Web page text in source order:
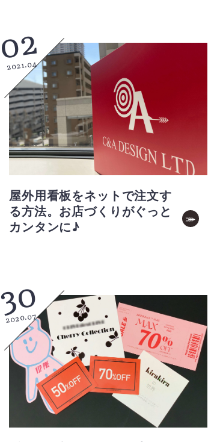
02
2021.04
屋外用看板をネットで注文す
る方法。お店づくりがぐっと
カンタンに♪
30
2020.07